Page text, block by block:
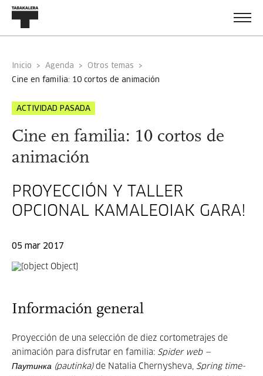
Inicio Agenda
Otros temas
cine en familia: 10 cortos de animación
ACTIVIDAD PASADA
Cine en familia: 10 cortos de
animación
PROYECCIÓN Y TALLER
OPCIONAL KAMALEOIAK GARA!
05 mar 2017
Información general
Proyección de una selección de diez cortometrajes de
animación para disfrutar en familia: Spider web —
Паутинка (pautinka)de Natalia Chernysheva, Spring time-